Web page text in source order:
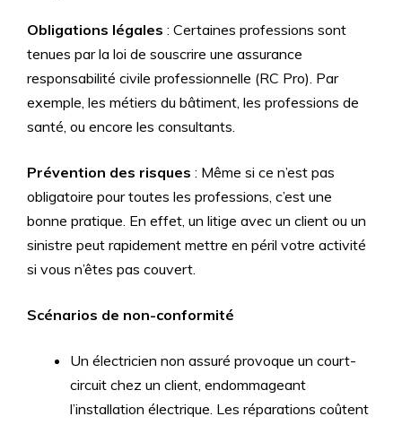
Obligations légales : Certaines professions sont
tenues par la loi de souscrire une assurance
responsabilité civile professionnelle (RC Pro). Par
exemple, les métiers du bâtiment, les professions de
santé, ou encore les consultants.
Prévention des risques : Même si ce n’est pas
obligatoire pour toutes les professions, c’est une
bonne pratique. En effet, un litige avec un client ou un
sinistre peut rapidement mettre en péril votre activité
si vous n’êtes pas couvert.
Scénarios de non-conformité
Un électricien non assuré provoque un court-
circuit chez un client, endommageant
l’installation électrique. Les réparations coûtent